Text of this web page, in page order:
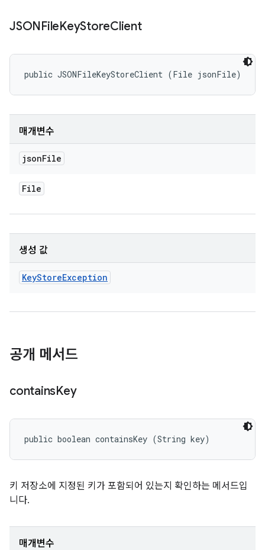
JSONFileKeyStoreClient
public JSONFileKeyStoreClient (File jsonFile)
매개변수
jsonFile
File
생성 값
KeyStoreException
공개 메서드
containsKey
public boolean containsKey (String key)
키 저장소에 지정된 키가 포함되어 있는지 확인하는 메서드입
니다.
매개변수